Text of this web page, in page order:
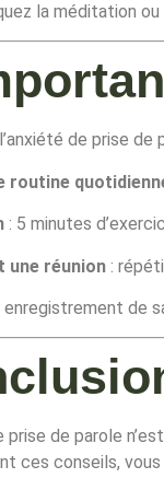
la méditation
de prise
routine
: 5 minutes
une réunion :
enregistrement de
prise de parole
ces conseils,